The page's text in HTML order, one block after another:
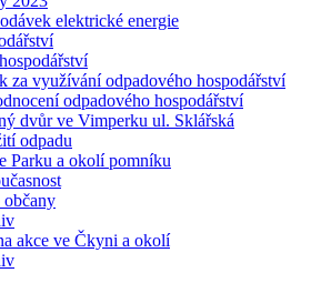
elektrické energie
za využívání odpadového hospodářství
odpadového hospodářství
dvůr ve Vimperku ul. Sklářská
odpadu
Parku a okolí pomníku
akce ve Čkyni a okolí